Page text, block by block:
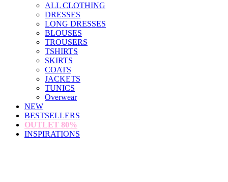
ALL CLOTHING
DRESSES
LONG DRESSES
BLOUSES
TROUSERS
TSHIRTS
SKIRTS
COATS
JACKETS
TUNICS
Overwear
NEW
BESTSELLERS
OUTLET 80%
INSPIRATIONS